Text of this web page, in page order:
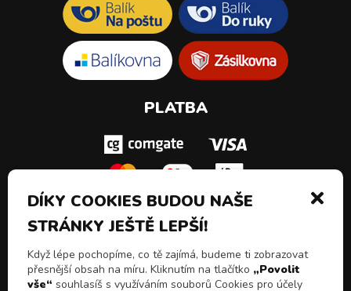
PLATBA
SLEDUJ NÁS!
DÍKY COOKIES BUDOU NAŠE
STRÁNKY JEŠTĚ LEPŠÍ!
Když lépe pochopíme, co tě zajímá, budeme ti zobrazovat
přesnější obsah na míru. Kliknutím na tlačítko „Povolit
vše“ souhlasíš s využíváním souborů Cookies pro účely